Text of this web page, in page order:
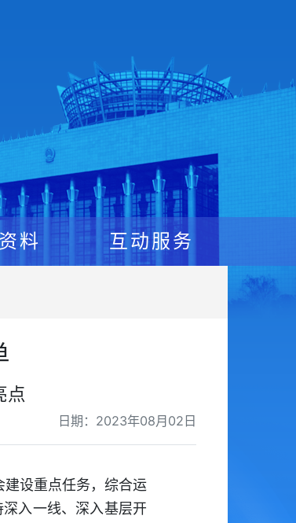
料 互动服务
点
日期：2023年08月02日
建设重点任务，综合运
入一线、深入基层开